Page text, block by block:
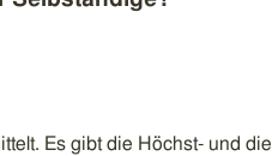
Es gibt die Höchst- und die